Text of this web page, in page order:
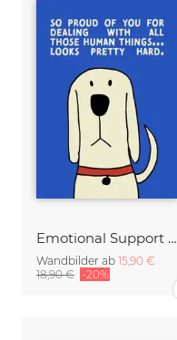
Emotional Support Dog
Wandbilder ab 15,90 €
18,90 € -20%